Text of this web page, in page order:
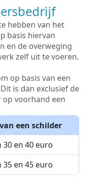
hebben van het
basis hiervan
en de overweging
zelf uit te voeren.
op basis van een
is dan exclusief de
voorhand een
een schilder
30 en 40 euro
35 en 45 euro